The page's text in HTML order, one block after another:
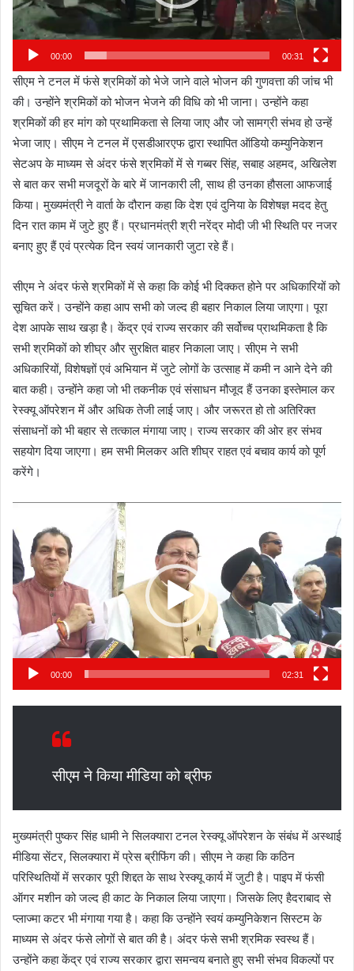
00:00 00:31
सीएम ने टनल में फंसे श्रमिकों को भेजे जाने वाले भोजन की गुणवत्ता की जांच भी
की। उन्होंने श्रमिकों को भोजन भेजने की विधि को भी जाना। उन्होंने कहा
श्रमिकों की हर मांग को प्रथामिकता से लिया जाए और जो सामग्री संभव हो उन्हें
भेजा जाए। सीएम ने टनल में एसडीआरएफ द्वारा स्थापित ऑडियो कम्युनिकेशन
सेटअप के माध्यम से अंदर फंसे श्रमिकों में से गब्बर सिंह, सबाह अहमद, अखिलेश
से बात कर सभी मजदूरों के बारे में जानकारी ली, साथ ही उनका हौसला आफजाई
किया। मुख्यमंत्री ने वार्ता के दौरान कहा कि देश एवं दुनिया के विशेषज्ञ मदद हेतु
दिन रात काम में जुटे हुए हैं। प्रधानमंत्री श्री नरेंद्र मोदी जी भी स्थिति पर नजर
बनाए हुए हैं एवं प्रत्येक दिन स्वयं जानकारी जुटा रहे हैं।
सीएम ने अंदर फंसे श्रमिकों में से कहा कि कोई भी दिक्कत होने पर अधिकारियों को
सूचित करें। उन्होंने कहा आप सभी को जल्द ही बहार निकाल लिया जाएगा। पूरा
देश आपके साथ खड़ा है। केंद्र एवं राज्य सरकार की सर्वोच्च प्राथमिकता है कि
सभी श्रमिकों को शीघ्र और सुरक्षित बाहर निकाला जाए। सीएम ने सभी
अधिकारियों, विशेषज्ञों एवं अभियान में जुटे लोगों के उत्साह में कमी न आने देने की
बात कही। उन्होंने कहा जो भी तकनीक एवं संसाधन मौजूद हैं उनका इस्तेमाल कर
रेस्क्यू ऑपरेशन में और अधिक तेजी लाई जाए। और जरूरत हो तो अतिरिक्त
संसाधनों को भी बहार से तत्काल मंगाया जाए। राज्य सरकार की ओर हर संभव
सहयोग दिया जाएगा। हम सभी मिलकर अति शीघ्र राहत एवं बचाव कार्य को पूर्ण
करेंगे।
Player
00:00 02:31
सीएम ने किया मीडिया को ब्रीफ
मुख्यमंत्री पुष्कर सिंह धामी ने सिलक्यारा टनल रेस्क्यू ऑपरेशन के संबंध में अस्थाई
मीडिया सेंटर, सिलक्यारा में प्रेस ब्रीफिंग की। सीएम ने कहा कि कठिन
परिस्थितियों में सरकार पूरी शिद्दत के साथ रेस्क्यू कार्य में जुटी है। पाइप में फंसी
ऑगर मशीन को जल्द ही काट के निकाल लिया जाएगा। जिसके लिए हैदराबाद से
प्लाज्मा कटर भी मंगाया गया है। कहा कि उन्होंने स्वयं कम्युनिकेशन सिस्टम के
माध्यम से अंदर फंसे लोगों से बात की है। अंदर फंसे सभी श्रमिक स्वस्थ हैं।
उन्होंने कहा केंद्र एवं राज्य सरकार द्वारा समन्वय बनाते हुए सभी संभव विकल्पों पर